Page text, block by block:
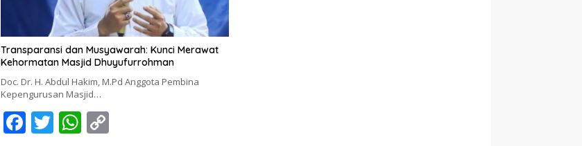
Transparansi dan Musyawarah: Kunci Merawat
Kehormatan Masjid Dhuyufurrohman
Doc. Dr. H. Abdul Hakim, M.Pd Anggota Pembina
Kepengurusan Masjid…
F T W C